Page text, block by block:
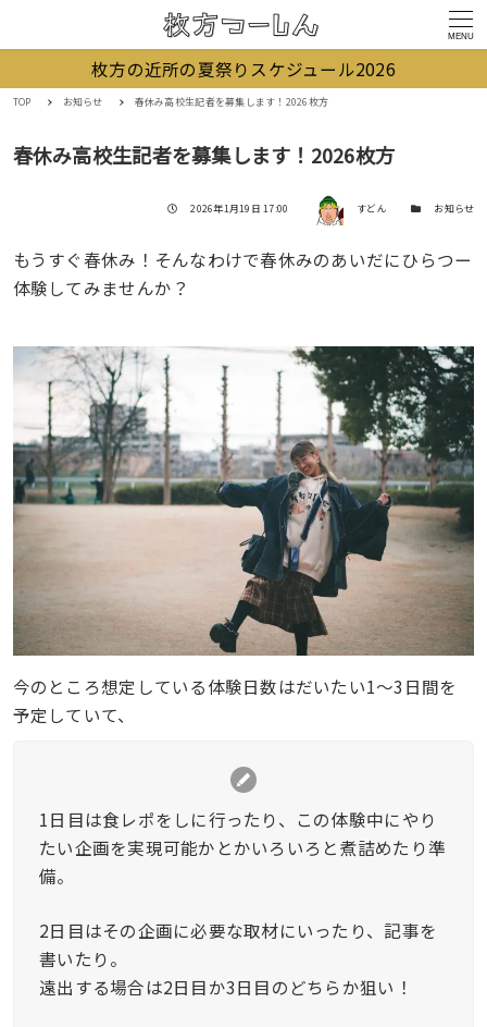
MENU
枚方の近所の夏祭りスケジュール2026
TOP お知らせ 春休み高校生記者を募集します！2026枚方
春休み高校生記者を募集します！2026枚方
投稿日
2026年1月19日 17:00 著者 すどん カテゴリー
お知らせ
もうすぐ春休み！そんなわけで春休みのあいだにひらつー
体験してみませんか？
今のところ想定している体験日数はだいたい1〜3日間を
予定していて、
1日目は食レポをしに行ったり、この体験中にやり
たい企画を実現可能かとかいろいろと煮詰めたり準
備。
2日目はその企画に必要な取材にいったり、記事を
書いたり。
遠出する場合は2日目か3日目のどちらか狙い！